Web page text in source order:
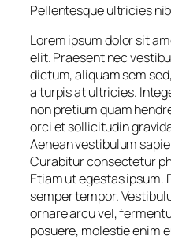
Pellentesque ultricies
Lorem ipsum dolor sit
elit. Praesent nec
dictum, aliquam sem
a turpis at ultricies.
non pretium quam
orci et sollicitudin
Aenean vestibulum
Curabitur consectetur
Etiam ut egestas ipsum.
semper tempor.
ornare arcu vel,
posuere, molestie enim